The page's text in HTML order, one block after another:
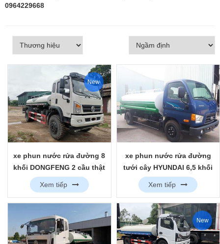
0964229668
New
xe phun nước rửa đường 8
khối DONGFENG 2 cầu thật
Xem tiếp
xe phun nước rửa đường
tưới cây HYUNDAI 6,5 khối
Xem tiếp
New